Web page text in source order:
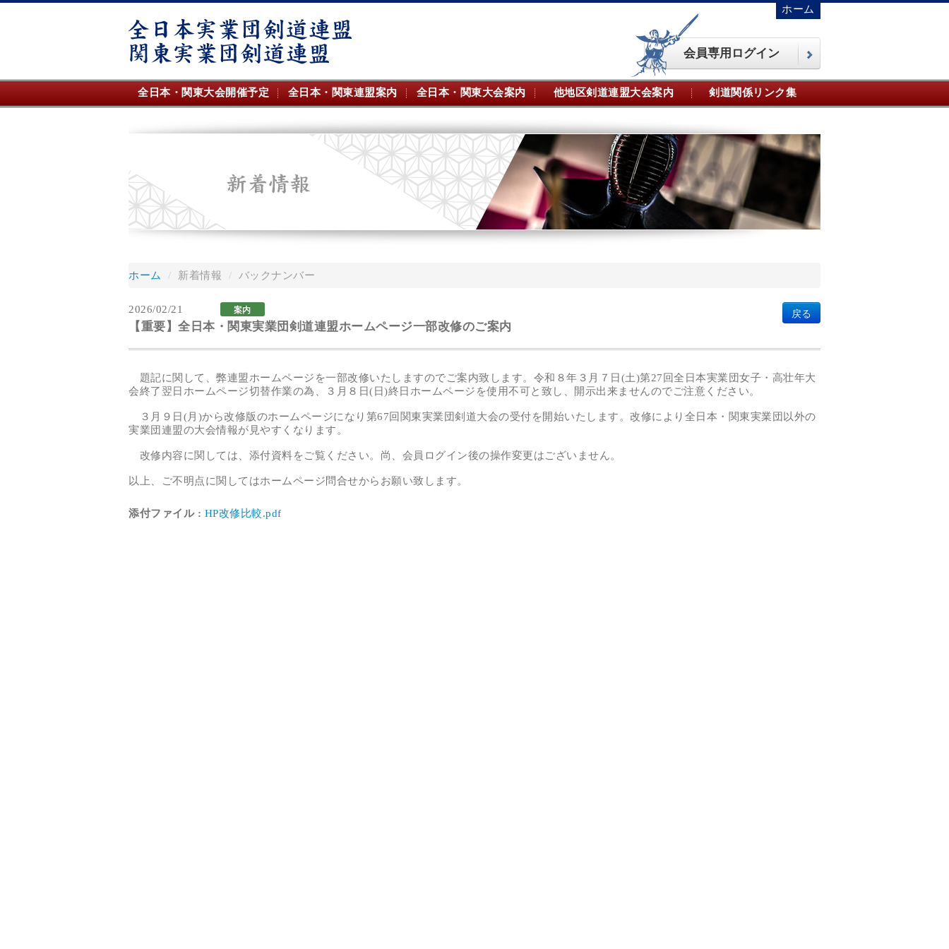
ホーム
会員専用ログイン
全日本・関東大会開催予定 全日本・関東連盟案内 全日本・関東大会案内 他地区剣道連盟大会案内 剣道関係リンク集
ホーム / 新着情報 / バックナンバー
戻る
2026/02/21 案内
【重要】全日本・関東実業団剣道連盟ホームページ一部改修のご案内
題記に関して、弊連盟ホームページを一部改修いたしますのでご案内致します。令和８年３月７日(土)第27回全日本実業団女子・高壮年大
会終了翌日ホームページ切替作業の為、３月８日(日)終日ホームページを使用不可と致し、開示出来ませんのでご注意ください。
３月９日(月)から改修版のホームページになり第67回関東実業団剣道大会の受付を開始いたします。改修により全日本・関東実業団以外の
実業団連盟の大会情報が見やすくなります。
改修内容に関しては、添付資料をご覧ください。尚、会員ログイン後の操作変更はございません。
以上、ご不明点に関してはホームページ問合せからお願い致します。
添付ファイル : HP改修比較.pdf